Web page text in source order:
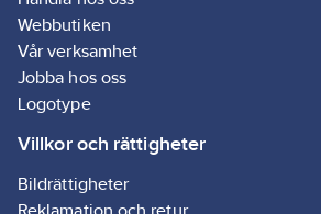
Ägarens
artikelnr:
Materialklass GI51
Webbutiken
Vår verksamhet
Jobba hos oss
Logotype
Villkor och rättigheter
Bildrättigheter